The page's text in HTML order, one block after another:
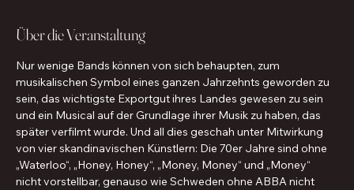
Über die Veranstaltung
Nur wenige Bands können von sich behaupten, zum
musikalischen Symbol eines ganzen Jahrzehnts geworden zu
sein, das wichtigste Exportgut ihres Landes gewesen zu sein
und ein Musical auf der Grundlage ihrer Musik zu haben, das
später verfilmt wurde. Und all dies geschah unter Mitwirkung
von vier skandinavischen Künstlern: Die 70er Jahre sind ohne
„Waterloo“, „Honey, Honey“, „Money, Money“ und „Money“
nicht vorstellbar, genauso wie Schweden ohne ABBA nicht